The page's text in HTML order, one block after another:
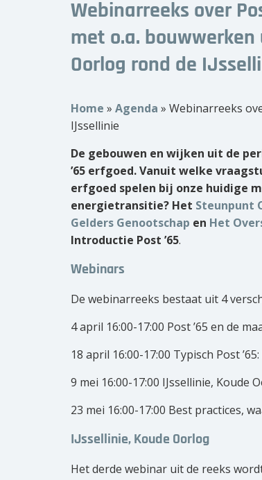
Webinarreeks over
met o.a. bouwwerken
Oorlog rond de
Home » Agenda » Webinarreeks
IJssellinie
De gebouwen en wijken uit de
’65 erfgoed. Vanuit welke
erfgoed spelen bij onze huidige
energietransitie? Het Steunpunt
Gelders Genootschap en Het
Introductie Post ’65.
Webinars
De webinarreeks bestaat uit 4
4 april 16:00-17:00 Post ’65 en de
18 april 16:00-17:00 Typisch Post
9 mei 16:00-17:00 IJssellinie, Koude
23 mei 16:00-17:00 Best practices,
IJssellinie, Koude Oorlog
Het derde webinar uit de reeks